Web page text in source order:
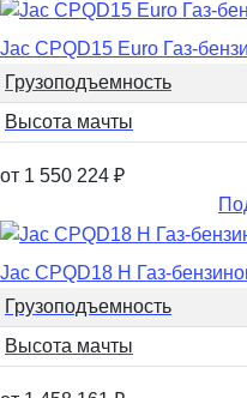
Jac CPQD15 Euro Газ-
Грузоподъемность
Высота мачты
от 1 550 224 ₽
Jac CPQD18 H Газ-
Грузоподъемность
Высота мачты